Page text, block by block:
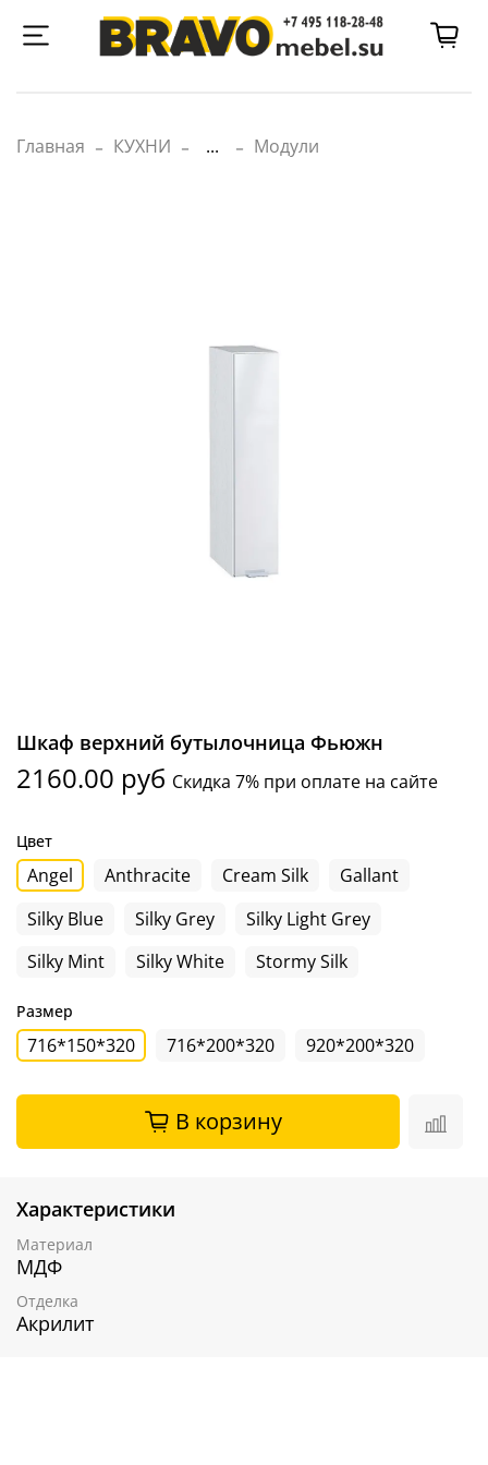
Главная КУХНИ ... Модули
Шкаф верхний бутылочница Фьюжн
2160.00 руб Скидка 7% при оплате на сайте
Цвет
Angel Anthracite Cream Silk
Gallant
Silky Blue
Silky Grey
Silky Light Grey
Silky Mint
Silky White Stormy Silk
Размер
716*150*320 716*200*320 920*200*320
В корзину
Характеристики
Материал
МДФ
Отделка
Акрилит